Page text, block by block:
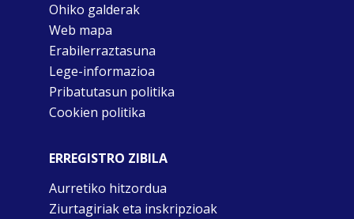
Ohiko galderak
Web mapa
Erabilerraztasuna
Lege-informazioa
Pribatutasun politika
Cookien politika
ERREGISTRO ZIBILA
Aurretiko hitzordua
Ziurtagiriak eta inskripzioak